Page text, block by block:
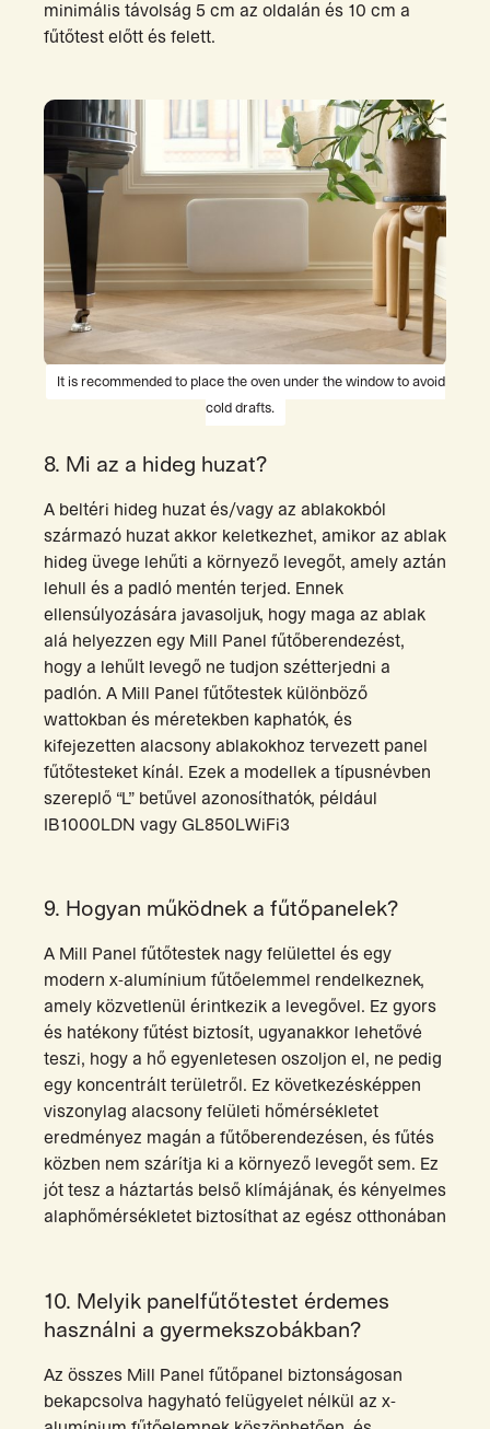
minimális távolság 5 cm az oldalán és 10 cm a
fűtőtest előtt és felett.
It is recommended to place the oven under the window to avoid
cold drafts.
8. Mi az a hideg huzat?
A beltéri hideg huzat és/vagy az ablakokból
származó huzat akkor keletkezhet, amikor az ablak
hideg üvege lehűti a környező levegőt, amely aztán
lehull és a padló mentén terjed. Ennek
ellensúlyozására javasoljuk, hogy maga az ablak
alá helyezzen egy Mill Panel fűtőberendezést,
hogy a lehűlt levegő ne tudjon szétterjedni a
padlón. A Mill Panel fűtőtestek különböző
wattokban és méretekben kaphatók, és
kifejezetten alacsony ablakokhoz tervezett panel
fűtőtesteket kínál. Ezek a modellek a típusnévben
szereplő “L” betűvel azonosíthatók, például
IB1000LDN vagy GL850LWiFi3
9. Hogyan működnek a fűtőpanelek?
A Mill Panel fűtőtestek nagy felülettel és egy
modern x-alumínium fűtőelemmel rendelkeznek,
amely közvetlenül érintkezik a levegővel. Ez gyors
és hatékony fűtést biztosít, ugyanakkor lehetővé
teszi, hogy a hő egyenletesen oszoljon el, ne pedig
egy koncentrált területről. Ez következésképpen
viszonylag alacsony felületi hőmérsékletet
eredményez magán a fűtőberendezésen, és fűtés
közben nem szárítja ki a környező levegőt sem. Ez
jót tesz a háztartás belső klímájának, és kényelmes
alaphőmérsékletet biztosíthat az egész otthonában
10. Melyik panelfűtőtestet érdemes
használni a gyermekszobákban?
Az összes Mill Panel fűtőpanel biztonságosan
bekapcsolva hagyható felügyelet nélkül az x-